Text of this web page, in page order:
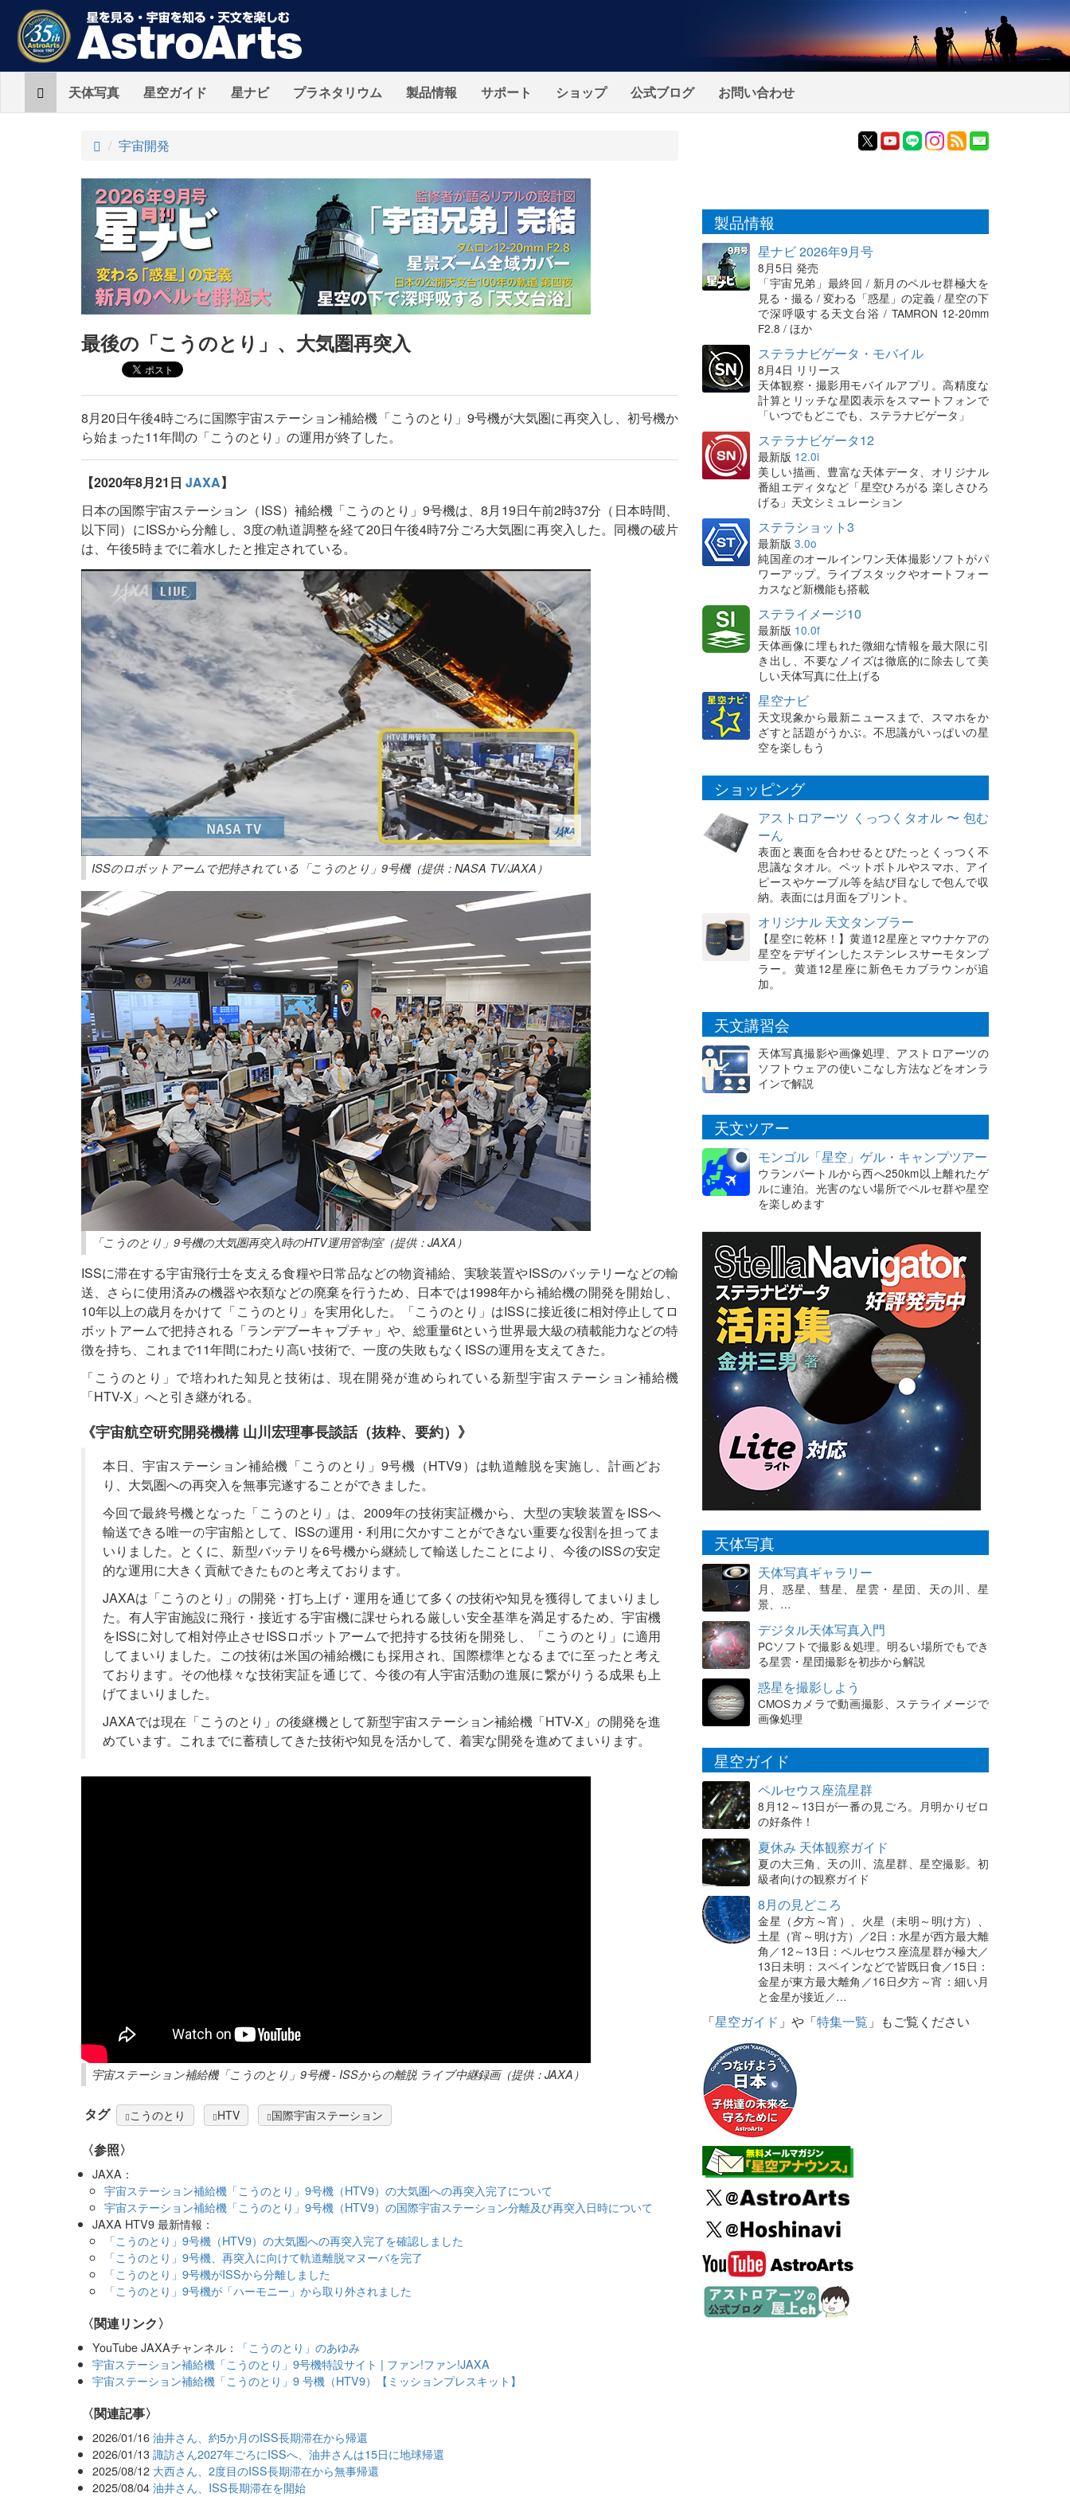
Home天体写真 星空ガイド 星ナビ プラネタリウム 製品情報 サポート ショップ 公式ブログ お問い合わせ
ト
プ
宇宙開発
最後の「こうのとり」、大気圏再突入
8月20日午後4時ごろに国際宇宙ステーション補給機「こうのとり」9号機が大気圏に再突入し、初号機か
ら始まった11年間の「こうのとり」の運用が終了した。
【2020年8月21日 JAXA】
日本の国際宇宙ステーション（ISS）補給機「こうのとり」9号機は、8月19日午前2時37分（日本時間、
以下同）にISSから分離し、3度の軌道調整を経て20日午後4時7分ごろ大気圏に再突入した。同機の破片
は、午後5時までに着水したと推定されている。
ISSのロボットアームで把持されている「こうのとり」9号機（提供：NASA TV/JAXA）
「こうのとり」9号機の大気圏再突入時のHTV運用管制室（提供：JAXA）
ISSに滞在する宇宙飛行士を支える食糧や日常品などの物資補給、実験装置やISSのバッテリーなどの輸
送、さらに使用済みの機器や衣類などの廃棄を行うため、日本では1998年から補給機の開発を開始し、
10年以上の歳月をかけて「こうのとり」を実用化した。「こうのとり」はISSに接近後に相対停止してロ
ボットアームで把持される「ランデブーキャプチャ」や、総重量6tという世界最大級の積載能力などの特
徴を持ち、これまで11年間にわたり高い技術で、一度の失敗もなくISSの運用を支えてきた。
「こうのとり」で培われた知見と技術は、現在開発が進められている新型宇宙ステーション補給機
「HTV-X」へと引き継がれる。
《宇宙航空研究開発機構 山川宏理事長談話（抜粋、要約）》
本日、宇宙ステーション補給機「こうのとり」9号機（HTV9）は軌道離脱を実施し、計画どお
り、大気圏への再突入を無事完遂することができました。
今回で最終号機となった「こうのとり」は、2009年の技術実証機から、大型の実験装置をISSへ
輸送できる唯一の宇宙船として、ISSの運用・利用に欠かすことができない重要な役割を担ってま
いりました。とくに、新型バッテリを6号機から継続して輸送したことにより、今後のISSの安定
的な運用に大きく貢献できたものと考えております。
JAXAは「こうのとり」の開発・打ち上げ・運用を通じて多くの技術や知見を獲得してまいりまし
た。有人宇宙施設に飛行・接近する宇宙機に課せられる厳しい安全基準を満足するため、宇宙機
をISSに対して相対停止させISSロボットアームで把持する技術を開発し、「こうのとり」に適用
してまいりました。この技術は米国の補給機にも採用され、国際標準となるまでに至ったと考え
ております。その他様々な技術実証を通じて、今後の有人宇宙活動の進展に繋がりうる成果も上
げてまいりました。
JAXAでは現在「こうのとり」の後継機として新型宇宙ステーション補給機「HTV-X」の開発を進
めています。これまでに蓄積してきた技術や知見を活かして、着実な開発を進めてまいります。
宇宙ステーション補給機「こうのとり」9号機 - ISSからの離脱 ライブ中継録画（提供：JAXA）
タグ こうのとり HTV 国際宇宙ステーション
〈参照〉
JAXA：
宇宙ステーション補給機「こうのとり」9号機（HTV9）の大気圏への再突入完了について
宇宙ステーション補給機「こうのとり」9号機（HTV9）の国際宇宙ステーション分離及び再突入日時について
JAXA HTV9 最新情報：
「こうのとり」9号機（HTV9）の大気圏への再突入完了を確認しました
「こうのとり」9号機、再突入に向けて軌道離脱マヌーバを完了
「こうのとり」9号機がISSから分離しました
「こうのとり」9号機が「ハーモニー」から取り外されました
〈関連リンク〉
YouTube JAXAチャンネル：
「こうのとり」のあゆみ
宇宙ステーション補給機「こうのとり」9号機特設サイト | ファン!ファン!JAXA
宇宙ステーション補給機「こうのとり」9 号機（HTV9）【ミッションプレスキット】
関連記事
2026/01/16 油井さん、約5か月のISS長期滞在から帰還
2026/01/13 諏訪さん2027年ごろにISSへ、油井さんは15日に地球帰還
2025/08/12 大西さん、2度目のISS長期滞在から無事帰還
2025/08/04 油井さん、ISS長期滞在を開始
製品情報
星ナビ 2026年9月号
8月5日 発売
「宇宙兄弟」最終回 / 新月のペルセ群極大を
見る・撮る / 変わる「惑星」の定義 / 星空の下
で深呼吸する天文台浴 / TAMRON 12-20mm
F2.8 / ほか
ステラナビゲータ・モバイル
8月4日 リリース
天体観察・撮影用モバイルアプリ。高精度な
計算とリッチな星図表示をスマートフォンで
「いつでもどこでも、ステラナビゲータ」
ステラナビゲータ12
最新版 12.0i
美しい描画、豊富な天体データ、オリジナル
番組エディタなど「星空ひろがる 楽しさひろ
げる」天文シミュレーション
ステラショット3
最新版 3.0o
純国産のオールインワン天体撮影ソフトがパ
ワーアップ。ライブスタックやオートフォー
カスなど新機能も搭載
ステライメージ10
最新版 10.0f
天体画像に埋もれた微細な情報を最大限に引
き出し、不要なノイズは徹底的に除去して美
しい天体写真に仕上げる
星空ナビ
天文現象から最新ニュースまで、スマホをか
ざすと話題がうかぶ。不思議がいっぱいの星
空を楽しもう
ショッピング
アストロアーツ くっつくタオル 〜 包む
ーん
表面と裏面を合わせるとぴたっとくっつく不
思議なタオル。ペットボトルやスマホ、アイ
ピースやケーブル等を結び目なしで包んで収
納。表面には月面をプリント。
オリジナル 天文タンブラー
【星空に乾杯！】黄道12星座とマウナケアの
星空をデザインしたステンレスサーモタンブ
ラー。黄道12星座に新色モカブラウンが追
加。
天文講習会
天体写真撮影や画像処理、アストロアーツの
ソフトウェアの使いこなし方法などをオンラ
インで解説
天文ツアー
モンゴル「星空」ゲル・キャンプツアー
ウランバートルから西へ250km以上離れたゲ
ルに連泊。光害のない場所でペルセ群や星空
を楽しめます
天体写真
天体写真ギャラリー
月、惑星、彗星、星雲・星団、天の川、星
景、…
デジタル天体写真入門
PCソフトで撮影＆処理。明るい場所でもでき
る星雲・星団撮影を初歩から解説
惑星を撮影しよう
CMOSカメラで動画撮影、ステライメージで
画像処理
星空ガイド
ペルセウス座流星群
8月12～13日が一番の見ごろ。月明かりゼロ
の好条件！
夏休み 天体観察ガイド
夏の大三角、天の川、流星群、星空撮影。初
級者向けの観察ガイド
8月の見どころ
金星（夕方～宵）、火星（未明～明け方）、
土星（宵～明け方）／2日：水星が西方最大離
角／12～13日：ペルセウス座流星群が極大／
13日未明：スペインなどで皆既日食／15日：
金星が東方最大離角／16日夕方～宵：細い月
と金星が接近／…
「星空ガイド 」や「特集一覧 」もご覧ください